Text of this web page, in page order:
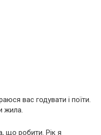
вас годувати і поїти.
жила.
що робити. Рік я